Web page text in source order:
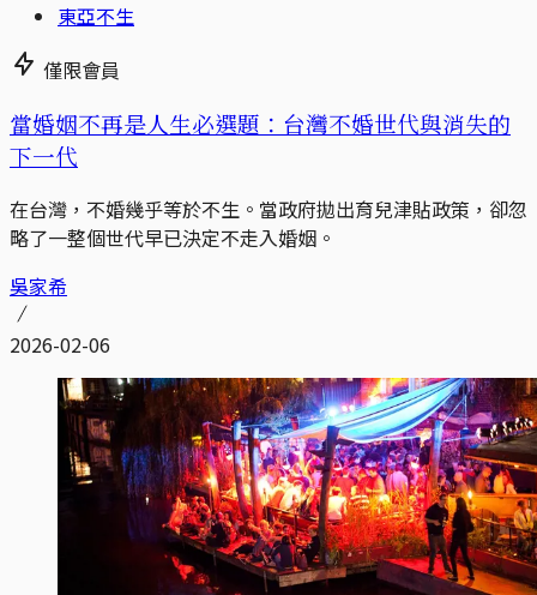
東亞不生
僅限會員
當婚姻不再是人生必選題：台灣不婚世代與消失的
下一代
在台灣，不婚幾乎等於不生。當政府拋出育兒津貼政策，卻忽
略了一整個世代早已決定不走入婚姻。
吳家希
2026-02-06